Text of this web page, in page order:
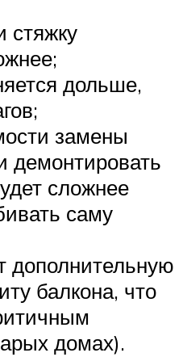
стяжку
дольше,
замены
демонтировать
сложнее
саму
дополнительную
балкона, что
домах).